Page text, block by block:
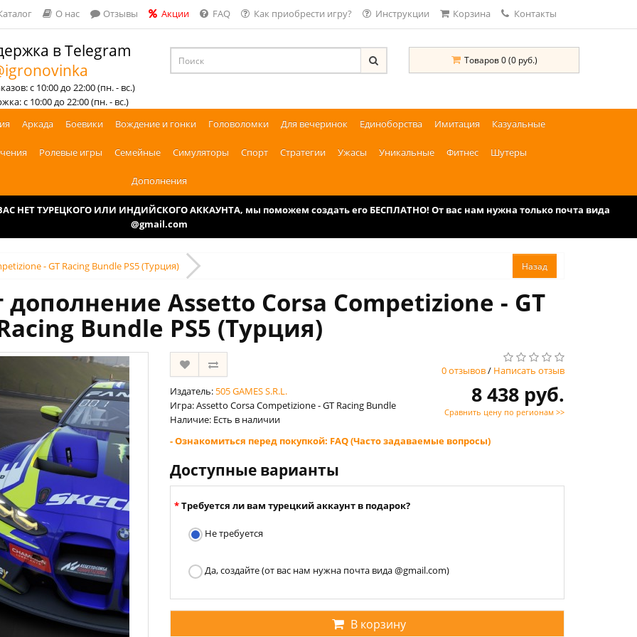
О нас Отзывы Акции FAQ Как приобрести игру? Инструкции Корзина Контакты
в Telegram
с 10:00 до 22:00 (пн. - вс.)
с 10:00 до 22:00 (пн. - вс.)
Товаров 0 (0 руб.)
Аркада Боевики Вождение и гонки Головоломки Для вечеринок Единоборства Имитация Казуальные
Ролевые игры Семейные Симуляторы Спорт Стратегии Ужасы Уникальные Фитнес Шутеры
Дополнения
НЕТ ТУРЕЦКОГО ИЛИ ИНДИЙСКОГО АККАУНТА, мы поможем создать его БЕСПЛАТНО! От вас нам нужна только почта вида
@gmail.com
- GT Racing Bundle PS5 (Турция)
Assetto Corsa Competizione - GT
Bundle PS5 (Турция)
0 отзывов/ Написать отзыв
Издатель: 505 GAMES S.R.L.
Игра: Assetto Corsa Competizione - GT Racing Bundle
Наличие: Есть в наличии
8 438 руб.
Сравнить цену по регионам >>
- Ознакомиться перед покупкой: FAQ (Часто задаваемые вопросы)
Доступные варианты
Требуется ли вам турецкий аккаунт в подарок?
Не требуется
Да, создайте (от вас нам нужна почта вида @gmail.com)
В корзину